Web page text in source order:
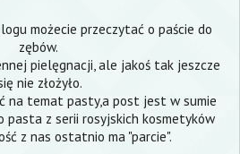
możecie przeczytać o paście do
zębów.
pielęgnacji, ale jakoś tak jeszcze
nie złożyło.
na temat pasty,a post jest w sumie
z serii rosyjskich kosmetyków
z nas ostatnio ma "parcie".